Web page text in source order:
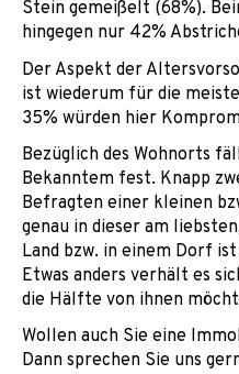
Stein gemeißelt (68%).
hingegen nur 42%
Der Aspekt der
ist wiederum für die
35% würden hier
Bezüglich des Wohnorts
Bekanntem fest. Knapp
Befragten einer kleinen
genau in dieser am
Land bzw. in einem Dorf
Etwas anders verhält es
die Hälfte von ihnen
Wollen auch Sie eine
Dann sprechen Sie uns